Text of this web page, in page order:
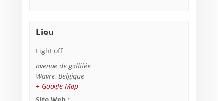
Lieu
Fight off
avenue de gallilée
Wavre, Belgique
+ Google Map